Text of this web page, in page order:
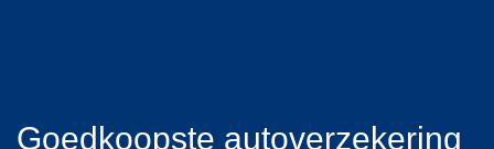
Goedkoopste autoverzekering